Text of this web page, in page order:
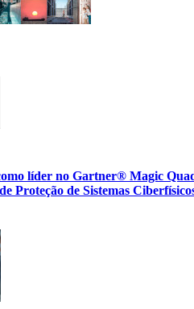
líder no Gartner® Magic
Proteção de Sistemas